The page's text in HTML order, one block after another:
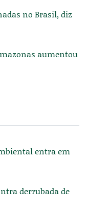
no Brasil, diz
aumentou
entra em
derrubada de